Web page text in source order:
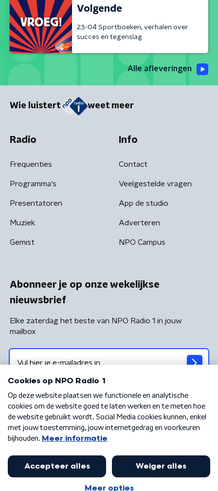
Volgende
23-04 Sportboeken, verhalen over
succes en tegenslag
Alle afleveringen
Wie luistert weet meer
Radio
Frequenties
Programma's
Presentatoren
Muziek
Gemist
Info
Contact
Veelgestelde vragen
App de studio
Adverteren
NPO Campus
Abonneer je op onze wekelijkse
nieuwsbrief
Elke zaterdag het beste van NPO Radio 1 in jouw
mailbox
Algemene voorwaarden